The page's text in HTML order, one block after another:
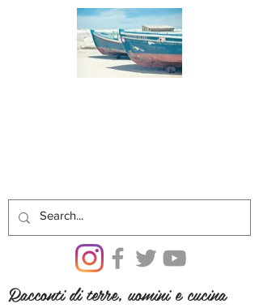
Racconti di terre, uomini e cucina